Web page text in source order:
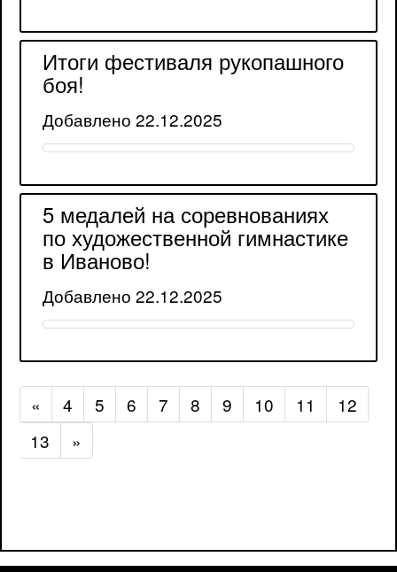
Итоги фестиваля рукопашного
боя!
Добавлено 22.12.2025
5 медалей на соревнованиях
по художественной гимнастике
в Иваново!
Добавлено 22.12.2025
« 4 5 6 7 8 9 10 11
12
13
»